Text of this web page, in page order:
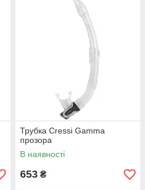
Трубка Cressi Gamma
прозора
В наявності
653 ₴